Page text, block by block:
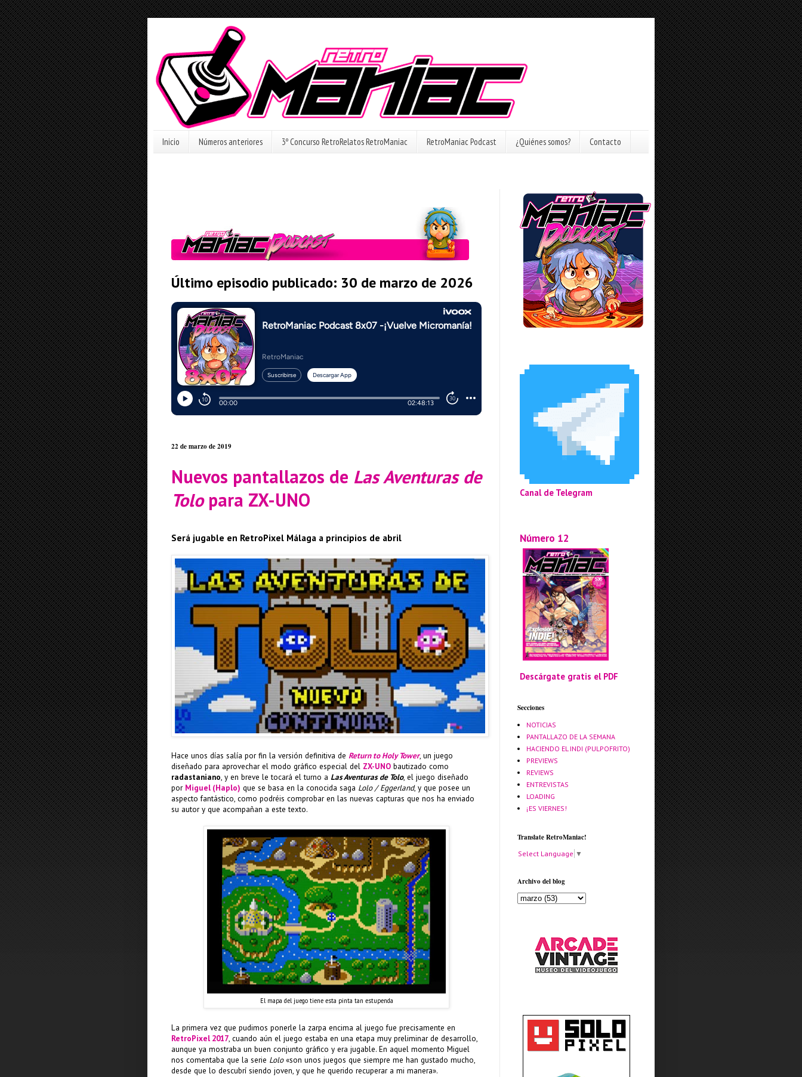
Inicio Números anteriores 3º Concurso RetroRelatos RetroManiac RetroManiac Podcast ¿Quiénes somos? Contacto
Último episodio publicado: 30 de marzo de 2026
22 de marzo de 2019
Nuevos pantallazos de Las Aventuras de
Tolopara ZX-UNO
Será jugable en RetroPixel Málaga a principios de abril
Hace unos días salía por fin la versión definitiva de Return to Holy Tower, un juego
diseñado para aprovechar el modo gráfico especial del ZX-UNO bautizado como
radastaniano, y en breve le tocará el turno a Las Aventuras de Tolo, el juego diseñado
por Miguel (Haplo) que se basa en la conocida saga Lolo / Eggerland, y que posee un
aspecto fantástico, como podréis comprobar en las nuevas capturas que nos ha enviado
su autor y que acompañan a este texto.
El mapa del juego tiene esta pinta tan estupenda
La primera vez que pudimos ponerle la zarpa encima al juego fue precisamente en
RetroPixel 2017, cuando aún el juego estaba en una etapa muy preliminar de desarrollo,
aunque ya mostraba un buen conjunto gráfico y era jugable. En aquel momento Miguel
nos comentaba que la serie Lolo«son unos juegos que siempre me han gustado mucho,
desde que lo descubrí siendo joven, y que he querido recuperar a mi manera».
Canal de Telegram
Número 12
Descárgate gratis el PDF
Secciones
NOTICIAS
PANTALLAZO DE LA SEMANA
HACIENDO EL INDI (PULPOFRITO)
PREVIEWS
REVIEWS
ENTREVISTAS
LOADING
¡ES VIERNES!
Translate RetroManiac!
Select Language ▼
Archivo del blog